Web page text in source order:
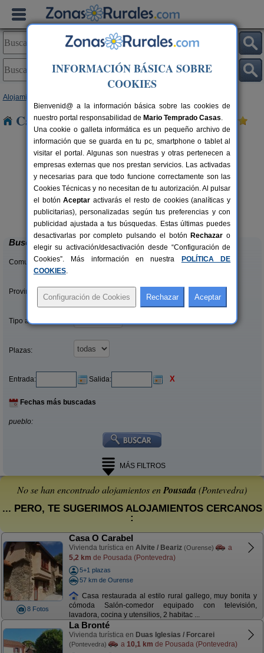
Alojamientos
Casas Rurales cerca de Pousada
20+8 pers.
desde25 €
Hotel Cachada
Sanxenxo (Pontevedra)
Buscar
Comunidades:
Provincias/Islas:
Tipo alquiler:
Plazas:
Entrada: Salida: X
Fechas más buscadas
pueblo:
MÁS FILTROS
No se han encontrado alojamientos enPousada (Pontevedra)
... PERO, TE SUGERIMOS ALOJAMIENTOS CERCANOS
:
8 Fotos
Casa O Carabel
Vivienda turística en Alvite / Beariz (Ourense)
a
5,2 km de Pousada (Pontevedra)
5+1 plazas
57 km de Ourense
Casa restaurada al estilo rural gallego, muy bonita y
cómoda Salón-comedor equipado con televisión,
lavadora, cocina y utensilios, 2 habitac ...
La Bronté
Vivienda turística en Duas Iglesias / Forcarei
(Pontevedra) a 10,1 km de Pousada (Pontevedra)
INFORMACIÓN BÁSICA SOBRE
COOKIES
Bienvenid@ a la información básica sobre las cookies de
nuestro portal responsabilidad de Mario Temprado Casas.
Una cookie o galleta informática es un pequeño archivo de
información que se guarda en tu pc, smartphone o tablet al
visitar el portal. Algunas son nuestras y otras pertenecen a
empresas externas que nos prestan servicios. Las activadas
y necesarias para que todo funcione correctamente son las
Cookies Técnicas y no necesitan de tu autorización. Al pulsar
el botónAceptar activarás el resto de cookies (analíticas y
publicitarias), personalizadas según tus preferencias y con
publicidad ajustada a tus búsquedas. Estas últimas puedes
desactivarlas por completo pulsando el botón Rechazar o
elegir su activación/desactivación desde “Configuración de
Cookies”. Más información en nuestra
POLÍTICA DE
COOKIES.